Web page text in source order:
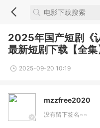
2025年国产短剧《
最新短剧下载【全集
2025-09-20 10:19
mzzfree2020
没有留下签名~~